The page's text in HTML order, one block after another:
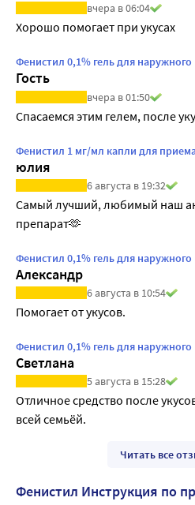
вчера в 06:04
Хорошо помогает при укусах
Фенистил 0,1% гель для
Гость
вчера в 01:50
Спасаемся этим гелем, после
Фенистил 1 мг/мл капли для
юлия
6 августа в 19:32
Самый лучший, любимый наш
препарат🫶
Фенистил 0,1% гель для
Александр
6 августа в 10:54
Помогает от укусов.
Фенистил 0,1% гель для
Светлана
5 августа в 15:28
Отличное средство после
всей семьёй.
Читать все
Фенистил Инструкция по